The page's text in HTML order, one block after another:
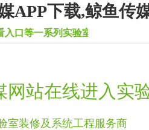
APP下载,鲸鱼传
系列实验室设备家具。
网站在线进入实
验室装修及系统工程服务商